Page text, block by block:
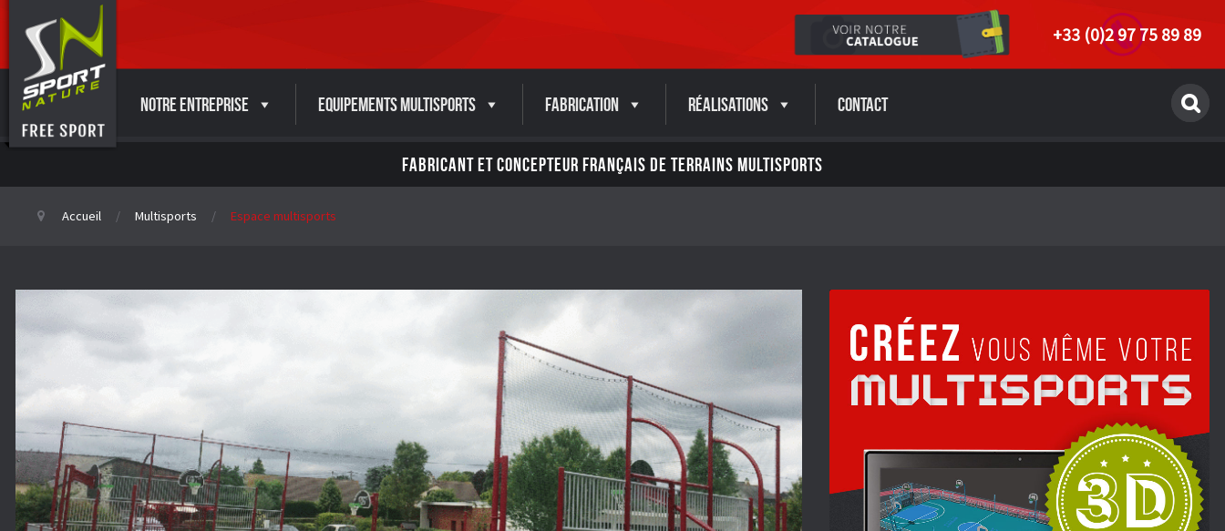
+33 (0)2 97 75 89 89
Notre entreprise Equipements Multisports Fabrication Réalisations Contact
FABRICANT ET CONCEPTEUR FRANÇAIS DE TERRAINS MULTISPORTS
Accueil Multisports Espace multisports